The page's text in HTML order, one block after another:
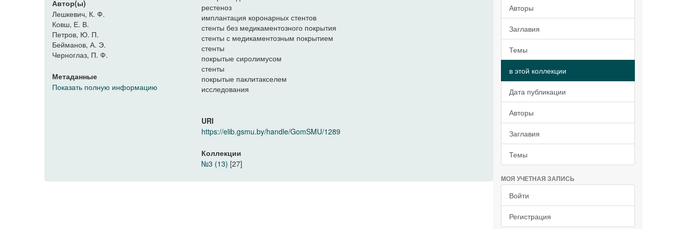
Автор(ы)
Лешкевич, К. Ф.
Ковш, Е. В.
Петров, Ю. П.
Бейманов, А. Э.
Черноглаз, П. Ф.
Метаданные
Показать полную информацию
рестеноз
имплантация коронарных стентов
стенты без медикаментозного покрытия
стенты с медикаментозным покрытием
стенты
покрытые сиролимусом
стенты
покрытые паклитакселем
исследования
URI
https://elib.gsmu.by/handle/GomSMU/1289
Коллекции
№3 (13) [27]
Авторы
Заглавия
Темы
в этой коллекции
Дата публикации
Авторы
Заглавия
Темы
МОЯ УЧЕТНАЯ ЗАПИСЬ
Войти
Регистрация